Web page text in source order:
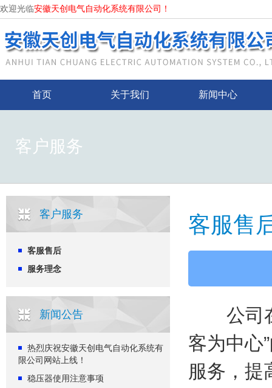
欢迎光临安徽天创电气自动化系统有限公司！
首页 关于我们 新闻中心
客户服务
客户服务
客服售后
服务理念
新闻公告
热烈庆祝安徽天创电气自动化系统有
限公司网站上线！
稳压器使用注意事项
客服售
公司在
客为中心
服务，提